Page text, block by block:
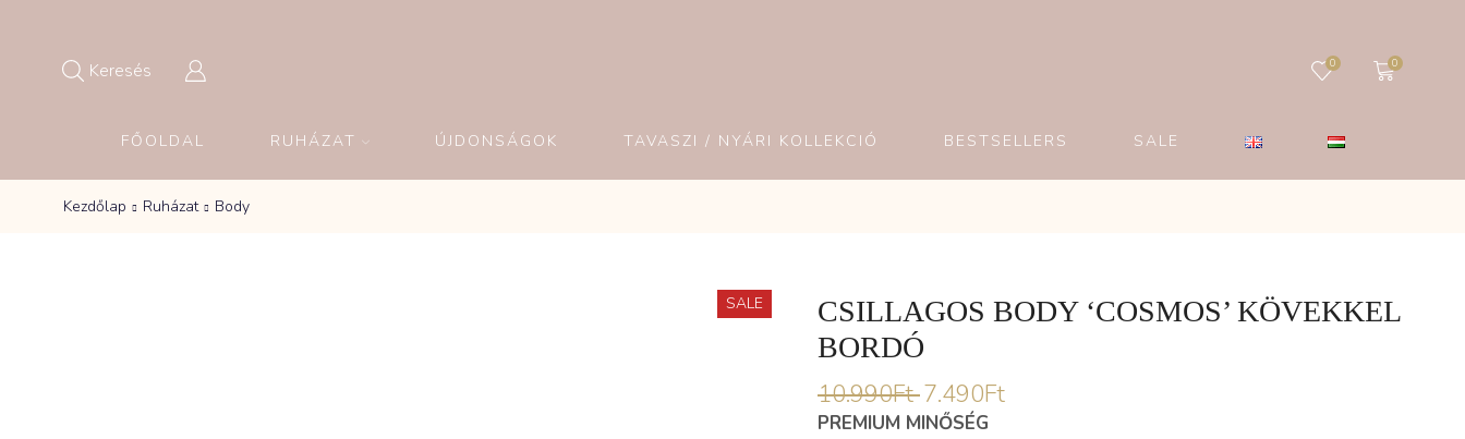
Keresés 0 0
FŐOLDAL RUHÁZAT ÚJDONSÁGOK TAVASZI / NYÁRI KOLLEKCIÓ BESTSELLERS SALE
Kezdőlap Ruházat Body
SALE
CSILLAGOS BODY ‘COSMOS’ KÖVEKKEL
BORDÓ
10.990Ft 7.490Ft
PREMIUM MINŐSÉG